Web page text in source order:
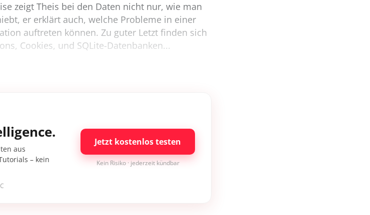
zeigt Theis bei den Daten nicht nur, wie man
er erklärt auch, welche Probleme in einer
auftreten können. Zu guter Letzt finden sich
Cookies, und SQLite-Datenbanken...
aus
– kein
Jetzt kostenlos testen
Kein Risiko · jederzeit kündbar